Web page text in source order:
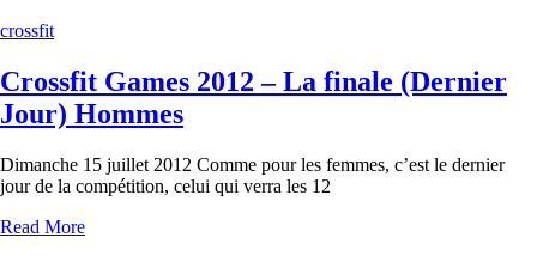
crossfit
Crossfit Games 2012 – La finale (Dernier
Jour) Hommes
Dimanche 15 juillet 2012 Comme pour les femmes, c’est le dernier
jour de la compétition, celui qui verra les 12
Read More